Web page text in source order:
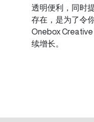
透明便利，同时
存在，是为了令
Onebox
续增长。